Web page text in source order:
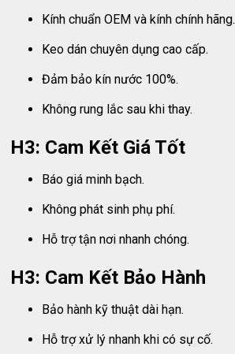
Kính chuẩn OEM và kính chính hãng.
Keo dán chuyên dụng cao cấp.
Đảm bảo kín nước 100%.
Không rung lắc sau khi thay.
H3: Cam Kết Giá Tốt
Báo giá minh bạch.
Không phát sinh phụ phí.
Hỗ trợ tận nơi nhanh chóng.
H3: Cam Kết Bảo Hành
Bảo hành kỹ thuật dài hạn.
Hỗ trợ xử lý nhanh khi có sự cố.